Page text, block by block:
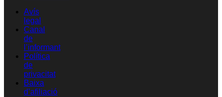
Avís
legal
Canal
de
l’informant
Política
de
privacitat
Baixa
d’afiliació